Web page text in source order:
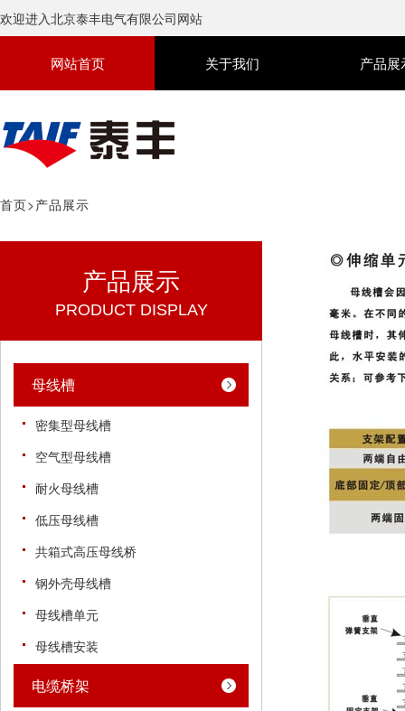
欢迎进入北京泰丰电气有限公司网站
网站首页 关于我们 产品展
首页>产品展示
产品展示
PRODUCT DISPLAY
母线槽
密集型母线槽
空气型母线槽
耐火母线槽
低压母线槽
共箱式高压母线桥
钢外壳母线槽
母线槽单元
母线槽安装
电缆桥架